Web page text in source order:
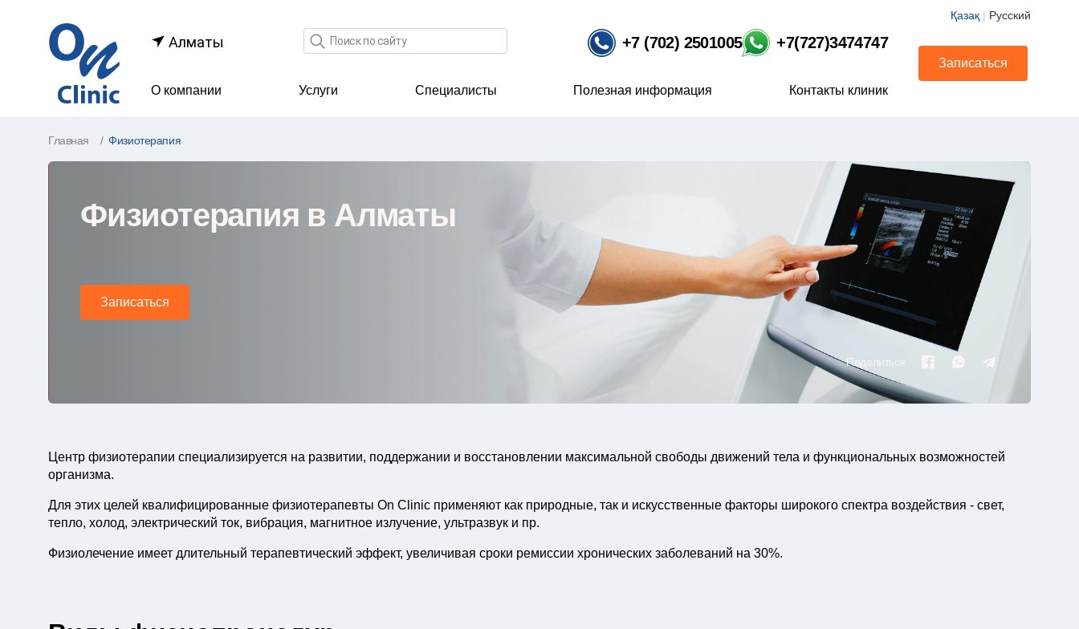
Қазақ | Русский
Алматы Поле поиска +7 (702) 2501005 +7(727)3474747
О компании Услуги Специалисты Полезная информация Контакты клиник
Записаться
Главная Физиотерапия
Физиотерапия в Алматы
Записаться
Поделиться
Центр физиотерапии специализируется на развитии, поддержании и восстановлении максимальной свободы движений тела и функциональных возможностей
организма.
Для этих целей квалифицированные физиотерапевты On Clinic применяют как природные, так и искусственные факторы широкого спектра воздействия - свет,
тепло, холод, электрический ток, вибрация, магнитное излучение, ультразвук и пр.
Физиолечение имеет длительный терапевтический эффект, увеличивая сроки ремиссии хронических заболеваний на 30%.